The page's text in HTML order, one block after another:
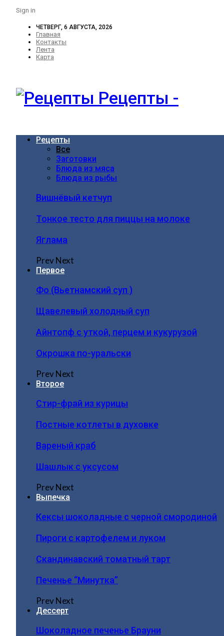
Sign in
ЧЕТВЕРГ, 6 АВГУСТА, 2026
Главная
Контакты
Лента
Карта
Рецепты -
Рецепты
Все
Заготовки
Блюда из мяса
Блюда из рыбы
Вишнёвый кетчуп
Тонкое тесто для пиццы на молоке
Яглама
PrevNext
Первое
Фо (Вьетнамский суп )
Щавелевый холодный суп
Айнтопф с уткой, перцем и кукурузой
Окрошка по-уральски
PrevNext
Второе
Стир-фрай из курицы
Постные котлеты в духовке
Вареный краб
Шашлык с уксусом
PrevNext
Выпечка
Кексы шоколадные с черной смородиной
Пироги c картофелем и луком
Скандинавский томатный тарт
Печенье “Минутка”
PrevNext
Дессерт
Шоколадное печенье Брауни